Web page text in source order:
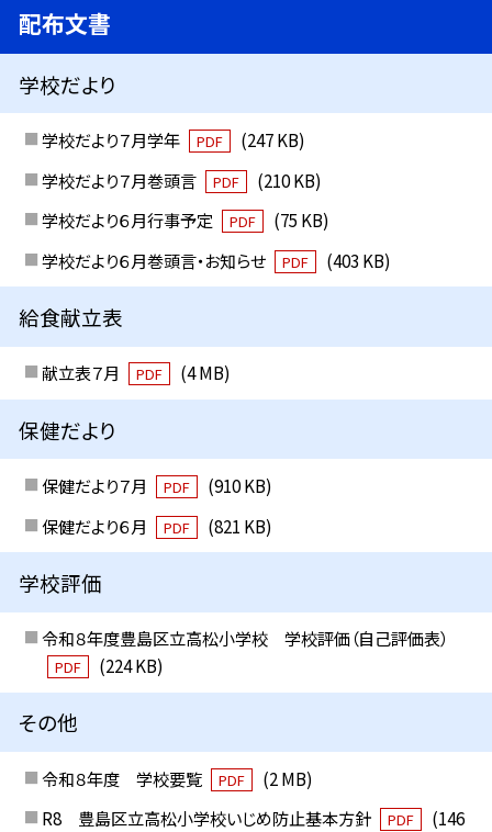
配布文書
学校だより
学校だより７月学年 PDF
(247 KB)
学校だより７月巻頭言
PDF
(210 KB)
学校だより６月行事予定
PDF
(75 KB)
学校だより６月巻頭言・お知らせ
PDF (403 KB)
給食献立表
献立表７月 PDF (4 MB)
保健だより
保健だより７月 PDF
(910 KB)
保健だより６月
PDF (821 KB)
学校評価
令和８年度豊島区立高松小学校 学校評価（自己評価表）
PDF (224 KB)
その他
令和８年度 学校要覧 PDF
(2 MB)
R8 豊島区立高松小学校いじめ防止基本方針
PDF
(146